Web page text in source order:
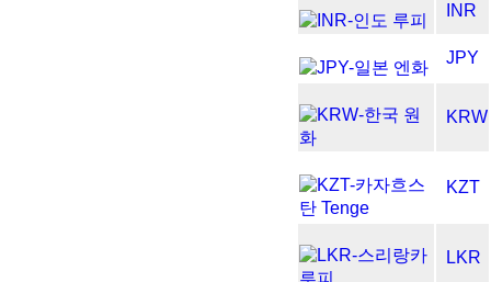
INR
JPY
KRW
KZT
LKR